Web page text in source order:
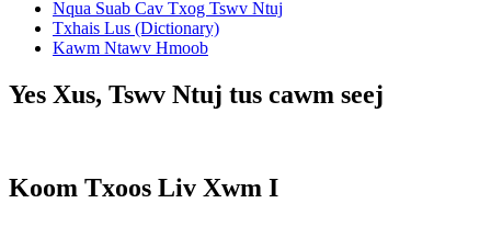
Nqua Suab Cav Txog Tswv Ntuj
Txhais Lus (Dictionary)
Kawm Ntawv Hmoob
Yes Xus, Tswv Ntuj tus cawm seej
Koom Txoos Liv Xwm I